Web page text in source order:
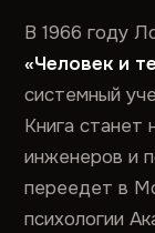
В 1966 году
«Человек и
системный
Книга станет
инженеров и
переедет в
психологии